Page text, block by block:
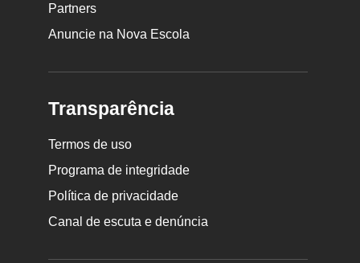
Partners
Anuncie na Nova Escola
Transparência
Termos de uso
Programa de integridade
Política de privacidade
Canal de escuta e denúncia